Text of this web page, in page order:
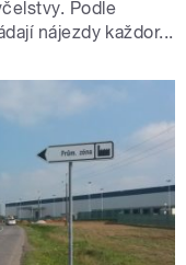
Podle
nájezdy každor...